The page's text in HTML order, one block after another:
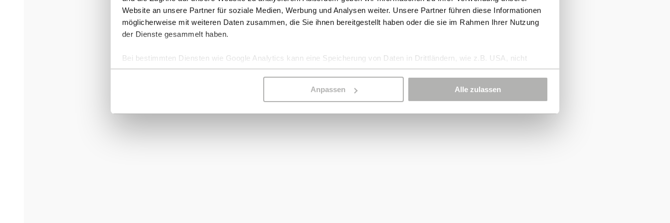
Website an unsere Partner für soziale Medien, Werbung und Analysen weiter. Unsere Partner führen diese Informationen
möglicherweise mit weiteren Daten zusammen, die Sie ihnen bereitgestellt haben oder die sie im Rahmen Ihrer Nutzung
der Dienste gesammelt haben.
Bei bestimmten Diensten wie Google Analytics kann eine Speicherung von Daten in Drittländern, wie z.B. USA, nicht
ausgeschlossen werden.
Anpassen Alle zulassen